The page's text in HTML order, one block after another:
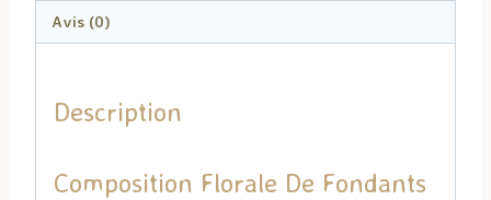
Avis (0)
Description
Composition Florale De Fondants